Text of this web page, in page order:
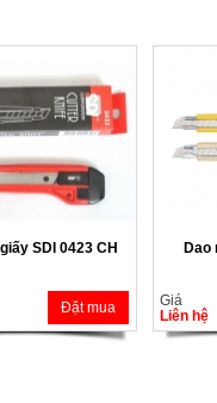
SDI 0423 CH
Đặt mua
Dao
Giá
Liên hệ